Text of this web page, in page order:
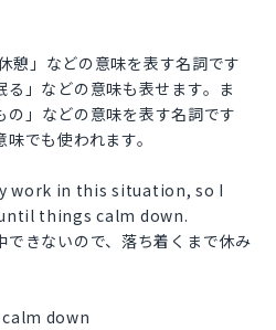
憩」などの意味を表す名詞です
」などの意味も表せます。ま
」などの意味を表す名詞です
でも使われます。
work in this situation, so I
things calm down.
できないので、落ち着くまで休み
down